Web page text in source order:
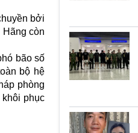
bởi
còn
bão số
bộ hệ
phòng
phục